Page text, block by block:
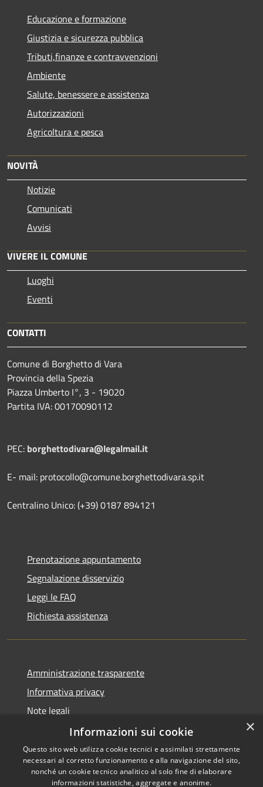
Educazione e formazione
Giustizia e sicurezza pubblica
Tributi,finanze e contravvenzioni
Ambiente
Salute, benessere e assistenza
Autorizzazioni
Agricoltura e pesca
NOVITÀ
Notizie
Comunicati
Avvisi
VIVERE IL COMUNE
Luoghi
Eventi
CONTATTI
Comune di Borghetto di Vara
Provincia della Spezia
Piazza Umberto I°, 3 - 19020
Partita IVA: 00170090112
PEC: borghettodivara@legalmail.it
E- mail: protocollo@comune.borghettodivara.sp.it
Centralino Unico: (+39) 0187 894121
Prenotazione appuntamento
Segnalazione disservizio
Leggi le FAQ
Richiesta assistenza
Amministrazione trasparente
Informativa privacy
Note legali
Dichiarazione di accessibilità
×
Informazioni sui cookie
Questo sito web utilizza cookie tecnici e assimilati strettamente
necessari al corretto funzionamento e alla navigazione del sito,
nonché un cookie tecnico analitico al solo fine di elaborare
informazioni statistiche, aggregate e anonime.